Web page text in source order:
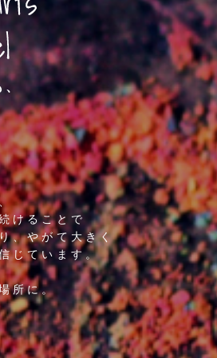
けることで
、やがて大きく
じています。
所に。